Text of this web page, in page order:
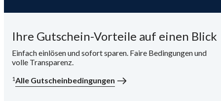
Ihre Gutschein-Vorteile auf einen Blick
Einfach einlösen und sofort sparen. Faire Bedingungen und
volle Transparenz.
1Alle Gutscheinbedingungen